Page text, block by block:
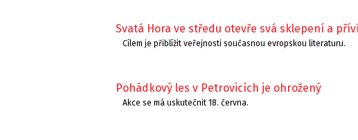
Svatá Hora ve středu otevře svá sklepení a
Cílem je přiblížit veřejnosti současnou evropskou literaturu.
Pohádkový les v Petrovicích je ohrožený
Akce se má uskutečnit 18. června.